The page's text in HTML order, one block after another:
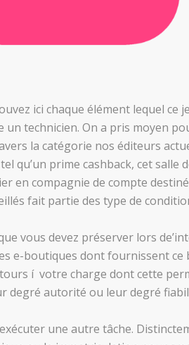
ici chaque élément lequel
technicien. On a pris moyen
la catégorie nos éditeurs
qu’un prime cashback, cet
en compagnie de compte
fait partie des type de
vous devez préserver lors
e-boutiques dont fournissent ce
í votre charge dont cette
degré autorité ou leur degré
une autre tâche.